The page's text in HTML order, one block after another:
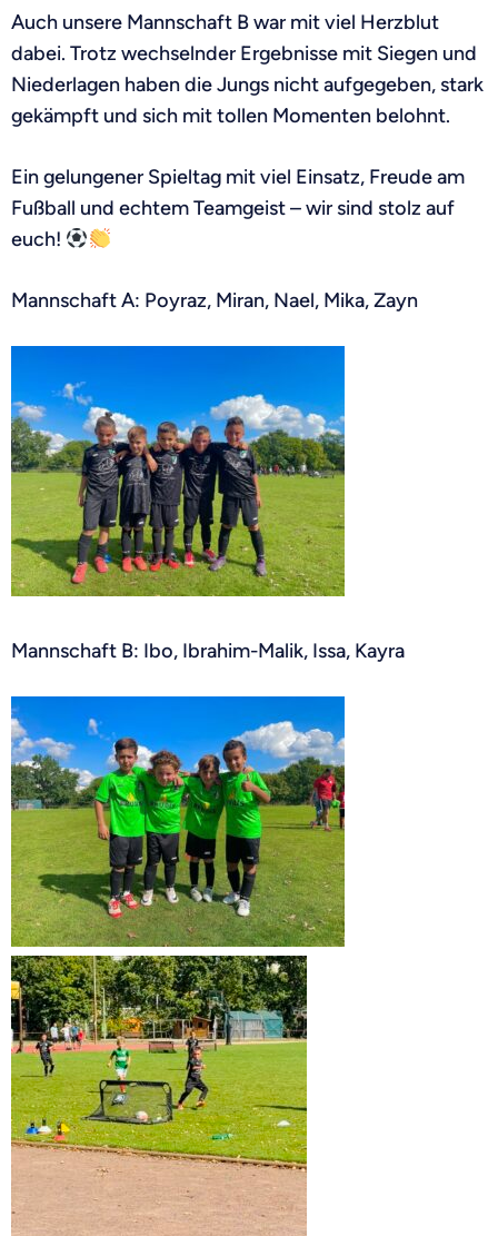
Auch unsere Mannschaft B war mit viel Herzblut
dabei. Trotz wechselnder Ergebnisse mit Siegen und
Niederlagen haben die Jungs nicht aufgegeben, stark
gekämpft und sich mit tollen Momenten belohnt.
Ein gelungener Spieltag mit viel Einsatz, Freude am
Fußball und echtem Teamgeist – wir sind stolz auf
euch!
Mannschaft A: Poyraz, Miran, Nael, Mika, Zayn
Mannschaft B: Ibo, Ibrahim-Malik, Issa, Kayra